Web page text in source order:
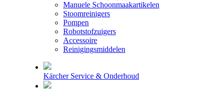
Manuele Schoonmaakartikelen
Stoomreinigers
Pompen
Robotstofzuigers
Accessoire
Reinigingsmiddelen
Kärcher Service & Onderhoud